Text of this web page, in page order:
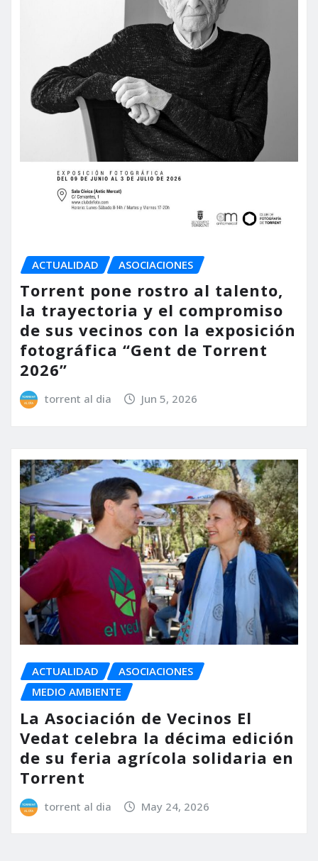
ACTUALIDAD ASOCIACIONES
Torrent pone rostro al talento,
la trayectoria y el compromiso
de sus vecinos con la exposición
fotográfica “Gent de Torrent
2026”
torrent al dia Jun 5, 2026
ACTUALIDAD
ASOCIACIONES
MEDIO AMBIENTE
La Asociación de Vecinos El
Vedat celebra la décima edición
de su feria agrícola solidaria en
Torrent
torrent al dia May 24, 2026